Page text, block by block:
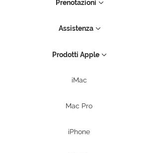
Prenotazioni
Assistenza
Prodotti Apple
iMac
Mac Pro
iPhone